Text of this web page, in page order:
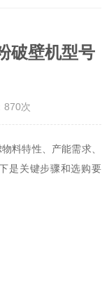
破壁机型号
870次
料特性、产能需求、
是关键步骤和选购要